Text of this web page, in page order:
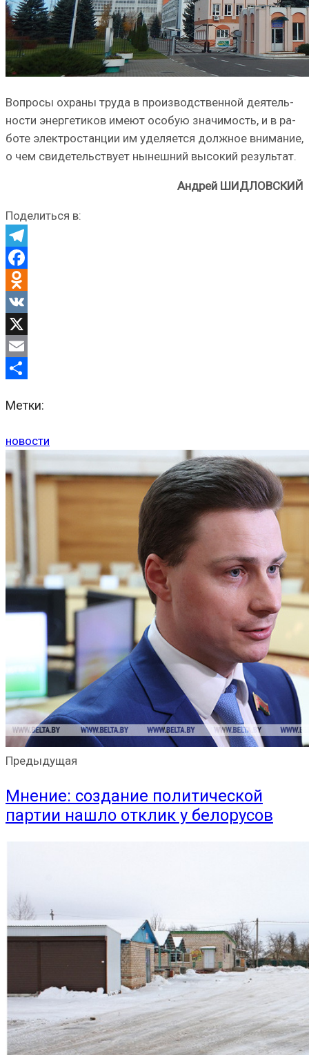
Вопросы охраны труда в производственной деятель­
ности энергетиков имеют особую значимость, и в ра­
боте электростанции им уде­ляется должное внимание,
о чем свидетельствует нынеш­ний высокий результат.
Андрей ШИДЛОВСКИЙ
Поделиться в:
Telegram
Facebook
Odnoklassniki
VK
X
Email
Метки:
новости
Предыдущая
Мнение: создание политической
партии нашло отклик у белорусов